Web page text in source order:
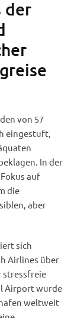
der
von 57
eingestuft,
In der
auf
die
aber
sich
Airlines über
stressfreie
Airport wurde
weltweit